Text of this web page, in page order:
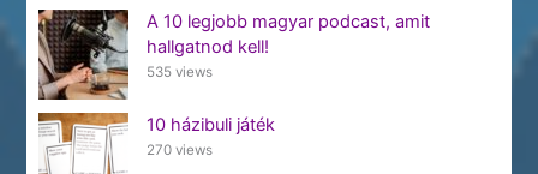
A 10 legjobb magyar podcast, amit
hallgatnod kell!
535 views
10 házibuli játék
270 views